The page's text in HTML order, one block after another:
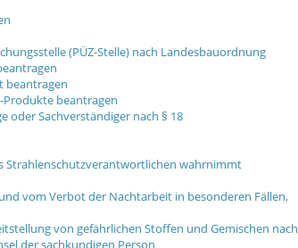
(PÜZ-Stelle) nach Landesbauordnung
beantragen
Produkte beantragen
oder Sachverständiger nach § 18
Strahlenschutzverantwortlichen wahrnimmt
vom Verbot der Nachtarbeit in besonderen Fällen,
von gefährlichen Stoffen und Gemischen nach
der sachkundigen Person